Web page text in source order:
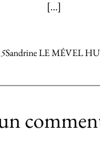
[…]
Sandrine LE MÉVEL